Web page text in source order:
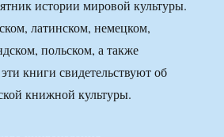
истории мировой культуры.
латинском, немецком,
польском, а также
книги свидетельствуют об
книжной культуры.